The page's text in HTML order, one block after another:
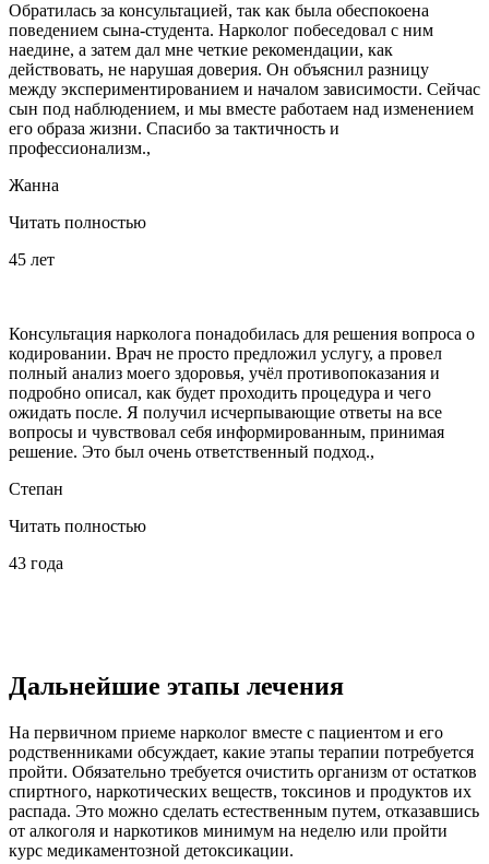
Обратилась за консультацией, так как была обеспокоена
поведением сына-студента. Нарколог побеседовал с ним
наедине, а затем дал мне четкие рекомендации, как
действовать, не нарушая доверия. Он объяснил разницу
между экспериментированием и началом зависимости. Сейчас
сын под наблюдением, и мы вместе работаем над изменением
его образа жизни. Спасибо за тактичность и
профессионализм.,
Жанна
Читать полностью
45 лет
Консультация нарколога понадобилась для решения вопроса о
кодировании. Врач не просто предложил услугу, а провел
полный анализ моего здоровья, учёл противопоказания и
подробно описал, как будет проходить процедура и чего
ожидать после. Я получил исчерпывающие ответы на все
вопросы и чувствовал себя информированным, принимая
решение. Это был очень ответственный подход.,
Степан
Читать полностью
43 года
Дальнейшие этапы лечения
На первичном приеме нарколог вместе с пациентом и его
родственниками обсуждает, какие этапы терапии потребуется
пройти. Обязательно требуется очистить организм от остатков
спиртного, наркотических веществ, токсинов и продуктов их
распада. Это можно сделать естественным путем, отказавшись
от алкоголя и наркотиков минимум на неделю или пройти
курс медикаментозной детоксикации.